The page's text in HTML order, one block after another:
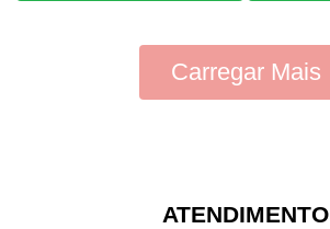
Carregar Mais
ATENDIMENTO